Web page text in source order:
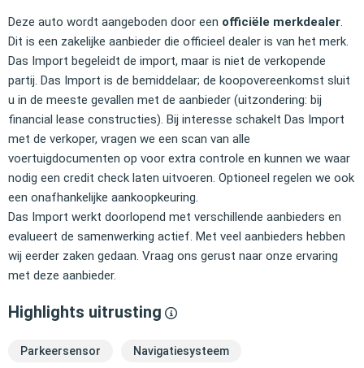
Deze auto wordt aangeboden door een officiële merkdealer
Dit is een zakelijke aanbieder die officieel dealer is van het merk.
Das Import begeleidt de import, maar is niet de verkopende
partij. Das Import is de bemiddelaar; de koopovereenkomst sluit
u in de meeste gevallen met de aanbieder (uitzondering: bij
financial lease constructies). Bij interesse schakelt Das Import
met de verkoper, vragen we een scan van alle
voertuigdocumenten op voor extra controle en kunnen we waar
nodig een credit check laten uitvoeren. Optioneel regelen we ook
een onafhankelijke aankoopkeuring.
Das Import werkt doorlopend met verschillende aanbieders en
evalueert de samenwerking actief. Met veel aanbieders hebben
wij eerder zaken gedaan. Vraag ons gerust naar onze ervaring
met deze aanbieder.
Highlights uitrusting
Parkeersensor Navigatiesysteem